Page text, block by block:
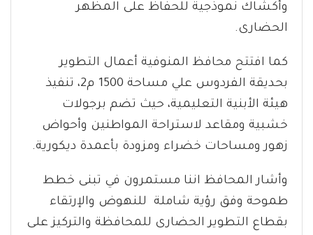
وأكشاك نموذجية للحفاظ على المظهر
الحضارى.
كما افتتح محافظ المنوفية أعمال التطوير
بحديقة الفردوس علي مساحة 1500 م2، تنفيذ
هيئة الأبنية التعليمية، حيث تضم برجولات
خشبية ومقاعد لاستراحة المواطنين وأحواض
زهور ومساحات خضراء ومزودة بأعمدة ديكورية.
وأشار المحافظ اننا مستمرون في تبنى خطط
طموحة وفق رؤية شاملة للنهوض والإرتقاء
بقطاع التطوير الحضارى للمحافظة والتركيز على